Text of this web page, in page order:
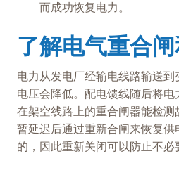
而成功恢复电力。
了解电气重合
电力从发电厂经输电线路输送
电压会降低。配电馈线随后将
在架空线路上的重合闸器能检
暂延迟后通过重新合闸来恢复
的，因此重新关闭可以防止不必